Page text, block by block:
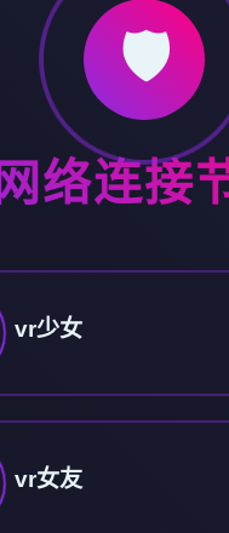
🛡️
网络连接
vr少女
vr女友